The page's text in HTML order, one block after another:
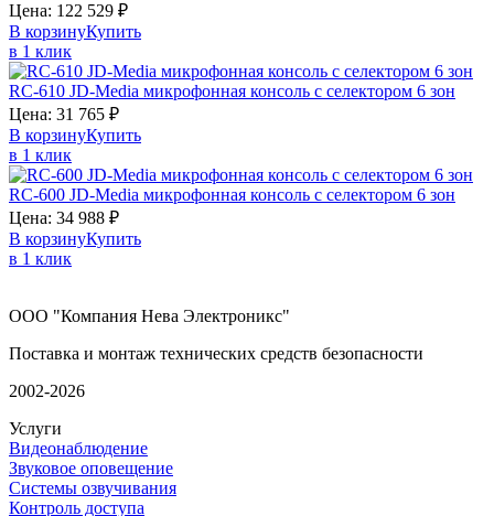
Цена: 122 529 ₽
В корзинуКупить
в 1 клик
RC-610 JD-Media микрофонная консоль с селектором 6 зон
Цена: 31 765 ₽
В корзинуКупить
в 1 клик
RC-600 JD-Media микрофонная консоль с селектором 6 зон
Цена: 34 988 ₽
В корзинуКупить
в 1 клик
ООО "Компания Нева Электроникс"
Поставка и монтаж технических средств безопасности
2002-2026
Услуги
Видеонаблюдение
Звуковое оповещение
Системы озвучивания
Контроль доступа